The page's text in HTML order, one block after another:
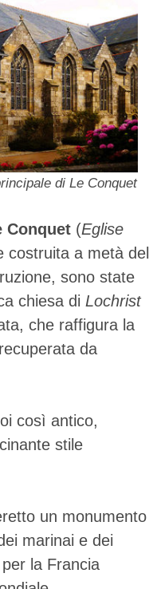
di Le Conquet
Conquet (Eglise
costruita a metà del
sono state
chiesa di Lochrist
che raffigura la
da
così antico,
stile
un monumento
marinai e dei
la Francia